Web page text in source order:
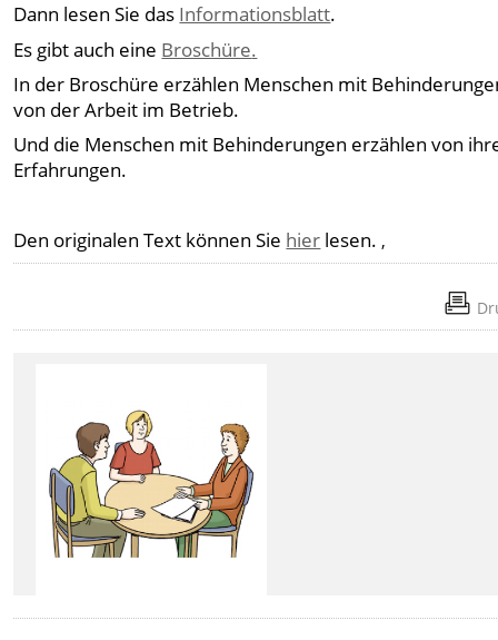
Dann lesen Sie das Informationsblatt.
Es gibt auch eine Broschüre.
In der Broschüre erzählen Menschen mit
von der Arbeit im Betrieb.
Und die Menschen mit Behinderungen erzählen von
Erfahrungen.
Den originalen Text können Sie hier lesen. ,